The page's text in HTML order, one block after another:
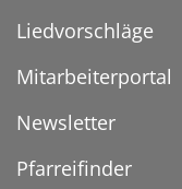
Liedvorschläge
Mitarbeiterportal
Newsletter
Pfarreifinder